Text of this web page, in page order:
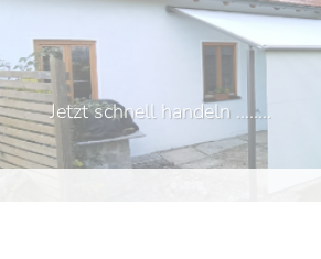
Angebote. Rabatte. Firmennews.
Am Laufenden bleiben.
Jetzt schnell handeln ........